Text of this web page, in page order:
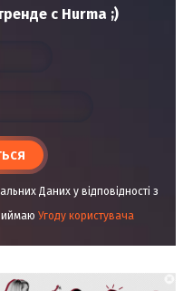
с Hurma ;)
Даних у відповідності з
Угоду користувача